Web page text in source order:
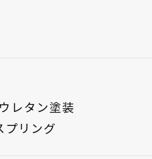
レタン塗装
プリング